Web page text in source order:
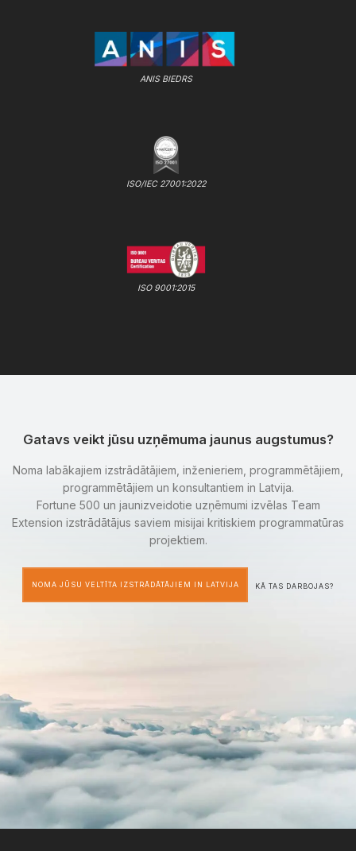
ANIS BIEDRS
ISO/IEC 27001:2022
ISO 9001:2015
Gatavs veikt jūsu uzņēmuma jaunus augstumus?
Noma labākajiem izstrādātājiem, inženieriem, programmētājiem,
programmētājiem un konsultantiem in Latvija.
Fortune 500 un jaunizveidotie uzņēmumi izvēlas Team
Extension izstrādātājus saviem misijai kritiskiem programmatūras
projektiem.
NOMA JŪSU VELTĪTA IZSTRĀDĀTĀJIEM IN LATVIJA KĀ TAS DARBOJAS?